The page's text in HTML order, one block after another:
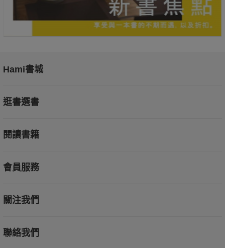
Hami書城
逛書選書
閱讀書籍
會員服務
關注我們
聯絡我們